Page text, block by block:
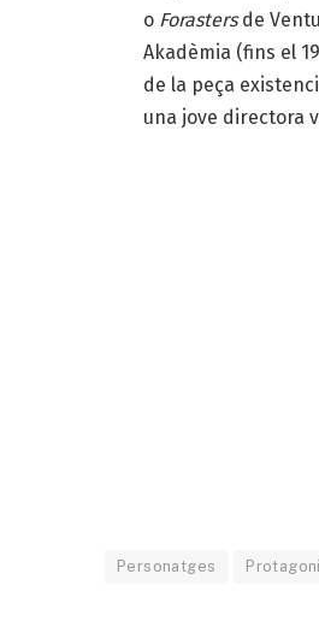
o Forastersde
Akadèmia (fins el
de la peça
una jove directora
Personatges